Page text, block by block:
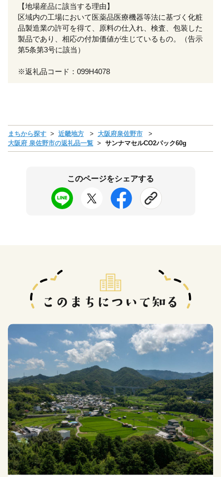
【地場産品に該当する理由】
区域内の工場において医薬品医療機器等法に基づく化粧
品製造業の許可を得て、原料の仕入れ、検査、包装した
製品であり、相応の付加価値が生じているもの。（告示
第5条第3号に該当）
※返礼品コード：099H4078
まちから探す 近畿地方
大阪府泉佐野市
大阪府 泉佐野市の返礼品一覧
サンナマセルCO2パック60g
このページをシェアする